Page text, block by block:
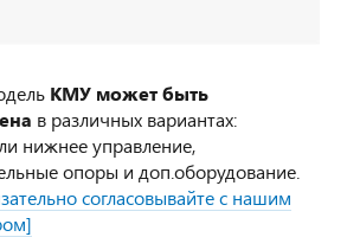
КМУ может быть
в различных вариантах:
нижнее управление,
опоры и доп.оборудование.
согласовывайте с нашим